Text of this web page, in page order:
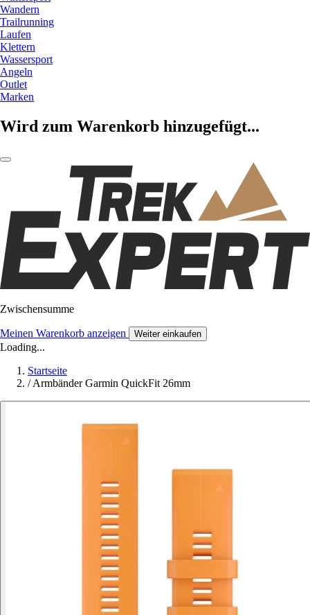
Wandern
Trailrunning
Laufen
Klettern
Wassersport
Angeln
Outlet
Marken
Wird zum Warenkorb hinzugefügt...
Zwischensumme
Meinen Warenkorb anzeigen Weiter einkaufen
Loading...
Startseite
/ Armbänder Garmin QuickFit 26mm